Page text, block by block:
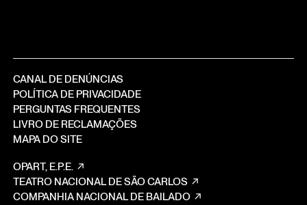
CANAL DE DENÚNCIAS
POLÍTICA DE PRIVACIDADE
PERGUNTAS FREQUENTES
LIVRO DE RECLAMAÇÕES
MAPA DO SITE
OPART, E.P.E.
TEATRO NACIONAL DE SÃO CARLOS
COMPANHIA NACIONAL DE BAILADO